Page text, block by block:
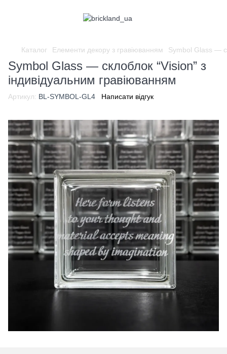
Каталог Елементи декору з гравіюванням Symbol Glass —
Symbol Glass — склоблок “Vision” з
індивідуальним гравіюванням
Артикул: BL-SYMBOL-GL4 Написати відгук